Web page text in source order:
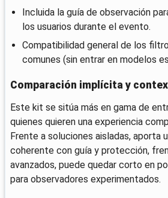
Incluida la guía de observación
los usuarios durante el evento.
Compatibilidad general de los
comunes (sin entrar en modelos
Comparación implícita y
Este kit se sitúa más en gama de
quienes quieren una experiencia
Frente a soluciones aisladas, aporta
coherente con guía y protección,
avanzados, puede quedar corto en
para observadores experimentados.